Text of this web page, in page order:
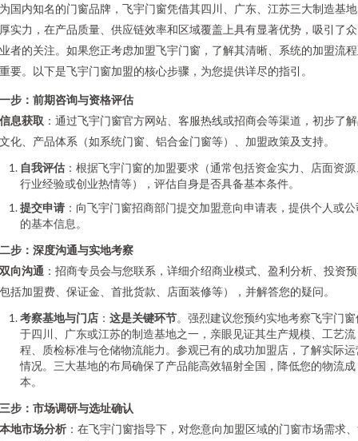
国内知名的门窗品牌，飞宇门窗凭借其四川、广东、江苏三大制造基
实力，在产品质量、供应链效率和区域覆盖上具有显著优势，吸引了
者的关注。如果您正考虑加盟飞宇门窗，了解其清晰、系统的加盟流
要。以下是飞宇门窗加盟的核心步骤，为您提供详尽的指引。
步：前期咨询与资格评估
信息获取 ：通过飞宇门窗官方网站、客服热线或招商会等渠道，初步了
化、产品体系（如系统门窗、铝合金门窗等）、加盟政策及支持。
自我评估 ：根据飞宇门窗的加盟要求（通常包括资金实力、店面资源
行业经验或创业热情等），评估自身是否具备基本条件。
提交申请 ：向飞宇门窗招商部门提交加盟意向申请表，提供个人或公
的基本信息。
步：深度沟通与实地考察
双向沟通 ：招商专员会与您联系，详细介绍商业模式、盈利分析、投资
括加盟费、保证金、首批货款、店面装修等），并解答您的疑问。
考察基地与门店 ： 这是关键环节。强烈建议您预约实地考察飞宇门窗
于四川、广东或江苏的制造基地之一，亲眼见证其生产规模、工艺流
程、质检标准与仓储物流能力。参观已有的成功加盟店，了解实际运
情况。三大基地的布局确保了产品能高效辐射全国，降低您的物流成
本。
步：市场调研与选址确认
本地市场分析 ：在飞宇门窗指导下，对您意向加盟区域的门窗市场需求